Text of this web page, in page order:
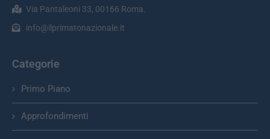
Via Pantaleoni 33, 00166 Roma.
info@ilprimatonazionale.it
Categorie
Primo Piano
Approfondimenti